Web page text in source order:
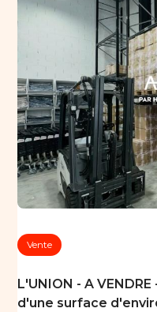
Vente
L'UNION - A
d'une surface